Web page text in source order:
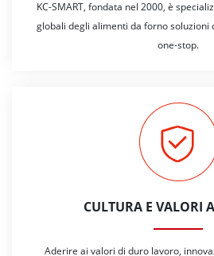
KC-SMART, fondata nel 2000, è
globali degli alimenti da forno soluzioni
one-stop.
CULTURA E VALORI
Aderire ai valori di duro lavoro,